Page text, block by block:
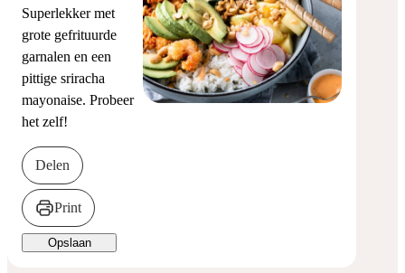
Superlekker met
grote gefrituurde
garnalen en een
pittige sriracha
mayonaise. Probeer
het zelf!
Delen
Print
Opslaan